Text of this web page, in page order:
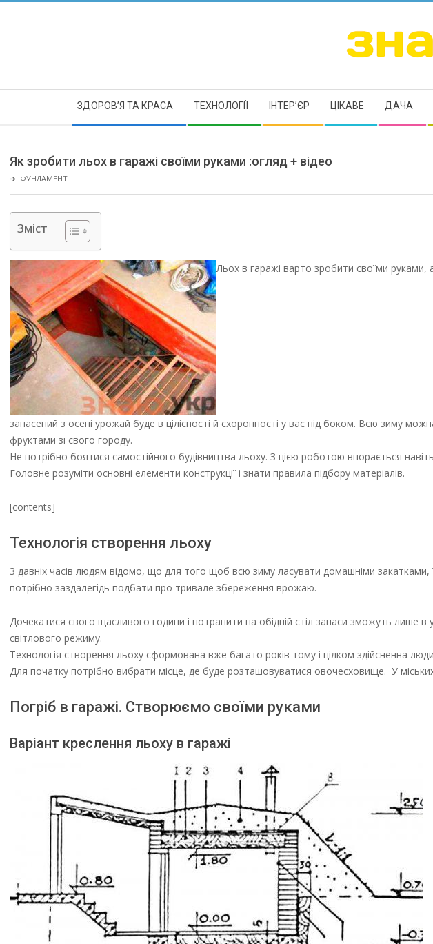
ЗНАЮ
ЗДОРОВ’Я ТА КРАСА ТЕХНОЛОГІЇ ІНТЕР’ЄР ЦІКАВЕ ДАЧА
Як зробити льох в гаражі своїми руками :огляд + відео
🡲 ФУНДАМЕНТ
Зміст
Льох в гаражі варто зробити своїми руками,
запасений з осені урожай буде в цілісності й схоронності у вас під боком. Всю зиму
фруктами зі свого городу.
Не потрібно боятися самостійного будівництва льоху. З цією роботою впорається
Головне розуміти основні елементи конструкції і знати правила підбору матеріалів.
[contents]
Технологія створення льоху
З давніх часів людям відомо, що для того щоб всю зиму ласувати домашніми закатками,
потрібно заздалегідь подбати про тривале збереження врожаю.
Дочекатися свого щасливого години і потрапити на обідній стіл запаси зможуть лише в
світлового режиму.
Технологія створення льоху сформована вже багато років тому і цілком здійсненна
Для початку потрібно вибрати місце, де буде розташовуватися овочесховище. У
Погріб в гаражі. Створюємо своїми руками
Варіант креслення льоху в гаражі